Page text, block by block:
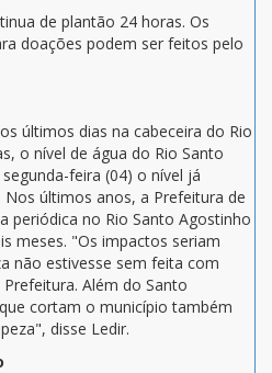
de plantão 24 horas. Os
doações podem ser feitos pelo
últimos dias na cabeceira do Rio
o nível de água do Rio Santo
feira (04) o nível já
últimos anos, a Prefeitura de
periódica no Rio Santo Agostinho
meses. "Os impactos seriam
não estivesse sem feita com
Além do Santo
cortam o município também
disse Ledir.